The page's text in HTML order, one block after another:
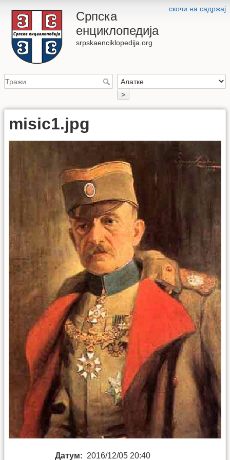
скочи на садржај
Српска
енциклопедија
srpskaenciklopedija.org
>
misic1.jpg
Датум: 2016/12/05 20:40